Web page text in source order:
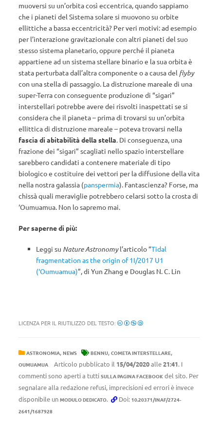
muoversi su un’orbita così eccentrica, quando sappiamo
che i pianeti del Sistema solare si muovono su orbite
ellittiche a bassa eccentricità? Per veri motivi: ad esempio
per l’interazione gravitazionale con altri pianeti del suo
stesso sistema planetario, oppure perché il pianeta
appartiene ad un sistema stellare binario e la sua orbita è
stata perturbata dall’altra componente o a causa del flyby
con una stella di passaggio. La distruzione mareale di una
super-Terra con conseguente produzione di “sigari”
interstellari potrebbe avere dei risvolti inaspettati se si
considera che il pianeta – prima di trovarsi su un’orbita
ellittica di distruzione mareale – poteva trovarsi nella
fascia di abitabilità della stella. Di conseguenza, una
frazione dei “sigari” scagliati nello spazio interstellare
sarebbero candidati a contenere materiale di tipo
biologico e costituire dei vettori per la diffusione della vita
nella nostra galassia (panspermia). Fantascienza? Forse, ma
chissà quali meraviglie potrebbero celarsi sotto la crosta di
‘Oumuamua. Non lo sapremo mai.
Per saperne di più:
Leggi su Nature Astronomyl’articolo “Tidal
fragmentation as the origin of 1I/2017 U1
(‘Oumuamua)”, di Yun Zhang e Douglas N. C. Lin
LICENZA PER IL RIUTILIZZO DEL TESTO:
ASTRONOMIA, NEWS BENNU, COMETA INTERSTELLARE,
OUMUAMUA Articolo pubblicato il 15/04/2020alle21:41. I
commenti sono aperti a tutti SULLA PAGINA FACEBOOK del sito. Per
segnalare alla redazione refusi, imprecisioni ed errori è invece
disponibile un MODULO DEDICATO. Doi: 10.20371/INAF/2724-
2641/1687928